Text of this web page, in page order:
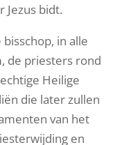
Jezus bidt.
in alle
de priesters rond
Heilige
die later zullen
van het
en